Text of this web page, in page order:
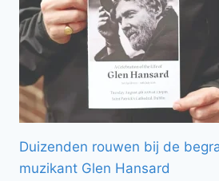
Duizenden rouwen bij de
muzikant Glen Hansard